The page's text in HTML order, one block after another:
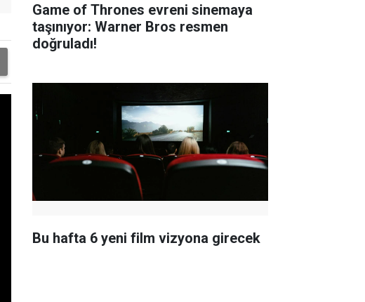
Game of Thrones evreni sinemaya
taşınıyor: Warner Bros resmen
doğruladı!
Bu hafta 6 yeni film vizyona girecek